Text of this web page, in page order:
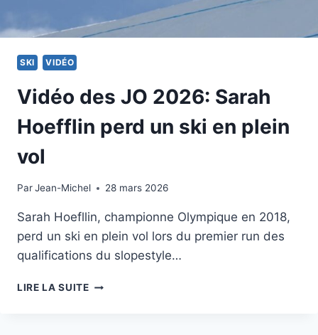
SKI VIDÉO
Vidéo des JO 2026: Sarah
Hoefflin perd un ski en plein
vol
ParJean-Michel
9 février 2026 28 mars 2026
Sarah Hoefllin, championne Olympique en 2018,
perd un ski en plein vol lors du premier run des
qualifications du slopestyle…
LIRE LA SUITEVIDÉO